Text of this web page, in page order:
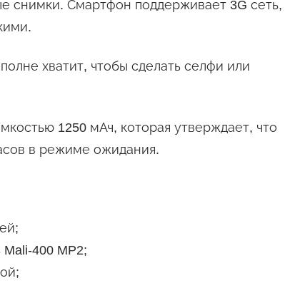
снимки. Смартфон поддерживает 3G сеть,
хватит, чтобы сделать селфи или
1250 мАч, которая утверждает, что
в режиме ожидания.
400 MP2;